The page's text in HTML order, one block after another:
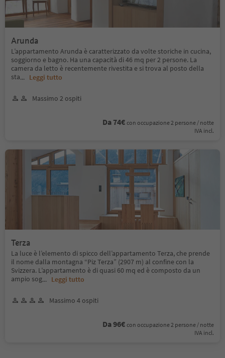
Arunda
L’appartamento Arunda è caratterizzato da volte storiche in cucina,
soggiorno e bagno. Ha una capacità di 46 mq per 2 persone. La
camera da letto è recentemente rivestita e si trova al posto della
sta... Leggi tutto
Massimo 2 ospiti
Da 74€ con occupazione 2 persone / notte
IVA incl.
Terza
La luce è l’elemento di spicco dell’appartamento Terza, che prende
il nome dalla montagna “Piz Terza” (2907 m) al confine con la
Svizzera. L’appartamento è di quasi 60 mq ed è composto da un
ampio sog... Leggi tutto
Massimo 4 ospiti
Da 96€ con occupazione 2 persone / notte
IVA incl.